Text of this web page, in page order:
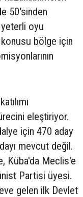
50'sinden
yeterli oyu
bölge için
eleştiriyor.
için 470 aday
mevcut değil.
Küba'da Meclis'e
Partisi üyesi.
gelen ilk Devlet